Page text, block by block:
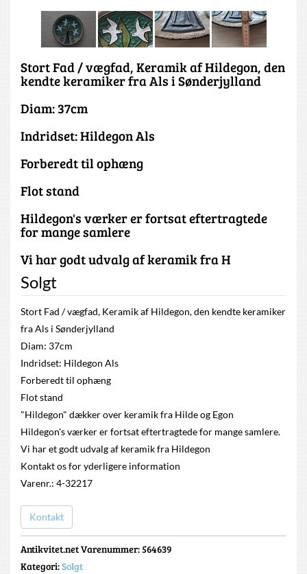
Stort Fad / vægfad, Keramik af Hildegon, den
kendte keramiker fra Als i Sønderjylland
Diam: 37cm
Indridset: Hildegon Als
Forberedt til ophæng
Flot stand
Hildegon's værker er fortsat eftertragtede
for mange samlere
Vi har godt udvalg af keramik fra H
Solgt
Stort Fad / vægfad, Keramik af Hildegon, den kendte keramiker
fra Als i Sønderjylland
Diam: 37cm
Indridset: Hildegon Als
Forberedt til ophæng
Flot stand
"Hildegon" dækker over keramik fra Hilde og Egon
Hildegon's værker er fortsat eftertragtede for mange samlere.
Vi har et godt udvalg af keramik fra Hildegon
Kontakt os for yderligere information
Varenr.: 4-32217
Kontakt
Antikvitet.net Varenummer: 564639
Kategori:Solgt